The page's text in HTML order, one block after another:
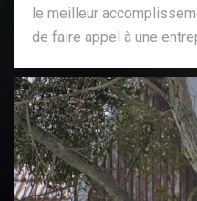
le meilleur
de faire appel à une